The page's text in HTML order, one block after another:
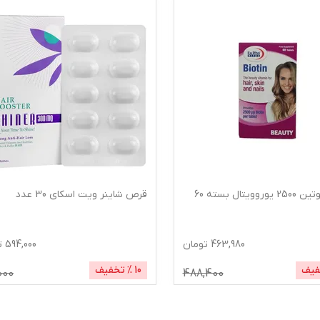
قرص بیوتین 2500 یوروویتال بسته 60
463,980 تومان
488,400
قرص شاینر ویت اسکای 30 عدد
594,000
10 % تخفیف